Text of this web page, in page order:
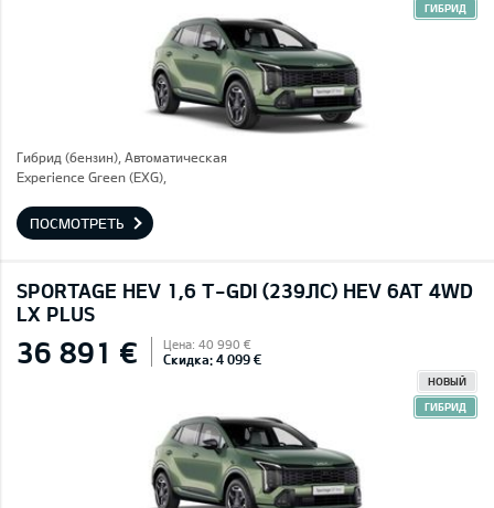
ГИБРИД
Гибрид (бензин), Автоматическая
Experience Green (EXG),
ПОСМОТРЕТЬ
SPORTAGE HEV 1,6 T-GDI (239ЛС) HEV 6AT 4WD
LX PLUS
36 891 € Цена: 40 990 €
Скидка: 4 099 €
НОВЫЙ
ГИБРИД